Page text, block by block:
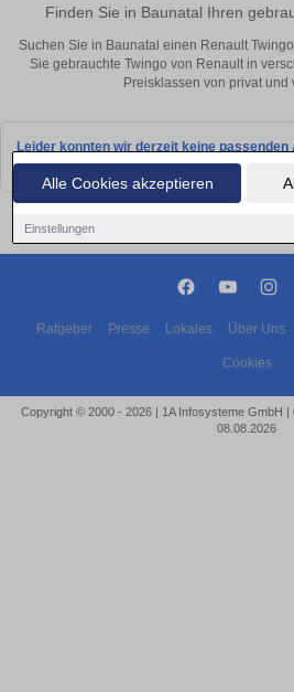
Alle Cookies akzeptieren
Einstellungen
Finden Sie in Baunatal Ihren
Suchen Sie in Baunatal einen Renault
Sie gebrauchte Twingo von Renault in
Preisklassen von privat und
Leider konnten wir derzeit keine passenden
bald wieder vorbei!
Ratgeber Presse Lokales Über Uns
Cookies
Copyright © 2000 - 2026 | 1A Infosysteme GmbH
08.08.2026